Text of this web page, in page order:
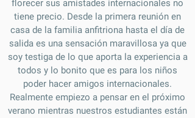
florecer sus amistades internacionales no
tiene precio. Desde la primera reunión en
casa de la familia anfitriona hasta el día de
salida es una sensación maravillosa ya que
soy testiga de lo que aporta la experiencia a
todos y lo bonito que es para los niños
poder hacer amigos internacionales.
Realmente empiezo a pensar en el próximo
verano mientras nuestros estudiantes están